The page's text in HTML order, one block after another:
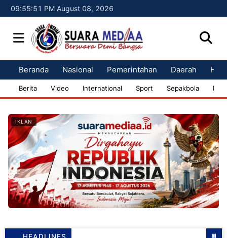
09:55:52 PM August 08, 2026
Beranda Nasional Pemerintahan Daerah
Berita Video International Sport Sepakbola
IKLAN